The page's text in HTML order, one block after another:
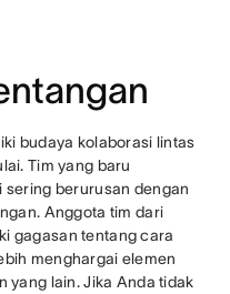
budaya kolaborasi lintas
Tim yang baru
sering berurusan dengan
Anggota tim dari
gagasan tentang cara
menghargai elemen
yang lain. Jika Anda tidak